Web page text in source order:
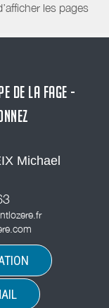
les pages
DE LA FAGE -
Michael